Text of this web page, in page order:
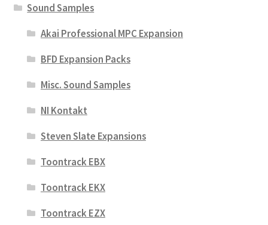
Sound Samples
Akai Professional MPC Expansion
BFD Expansion Packs
Misc. Sound Samples
NI Kontakt
Steven Slate Expansions
Toontrack EBX
Toontrack EKX
Toontrack EZX